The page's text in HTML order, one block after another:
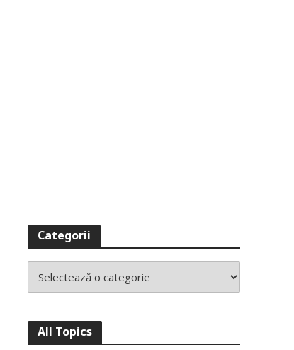
Categorii
All Topics